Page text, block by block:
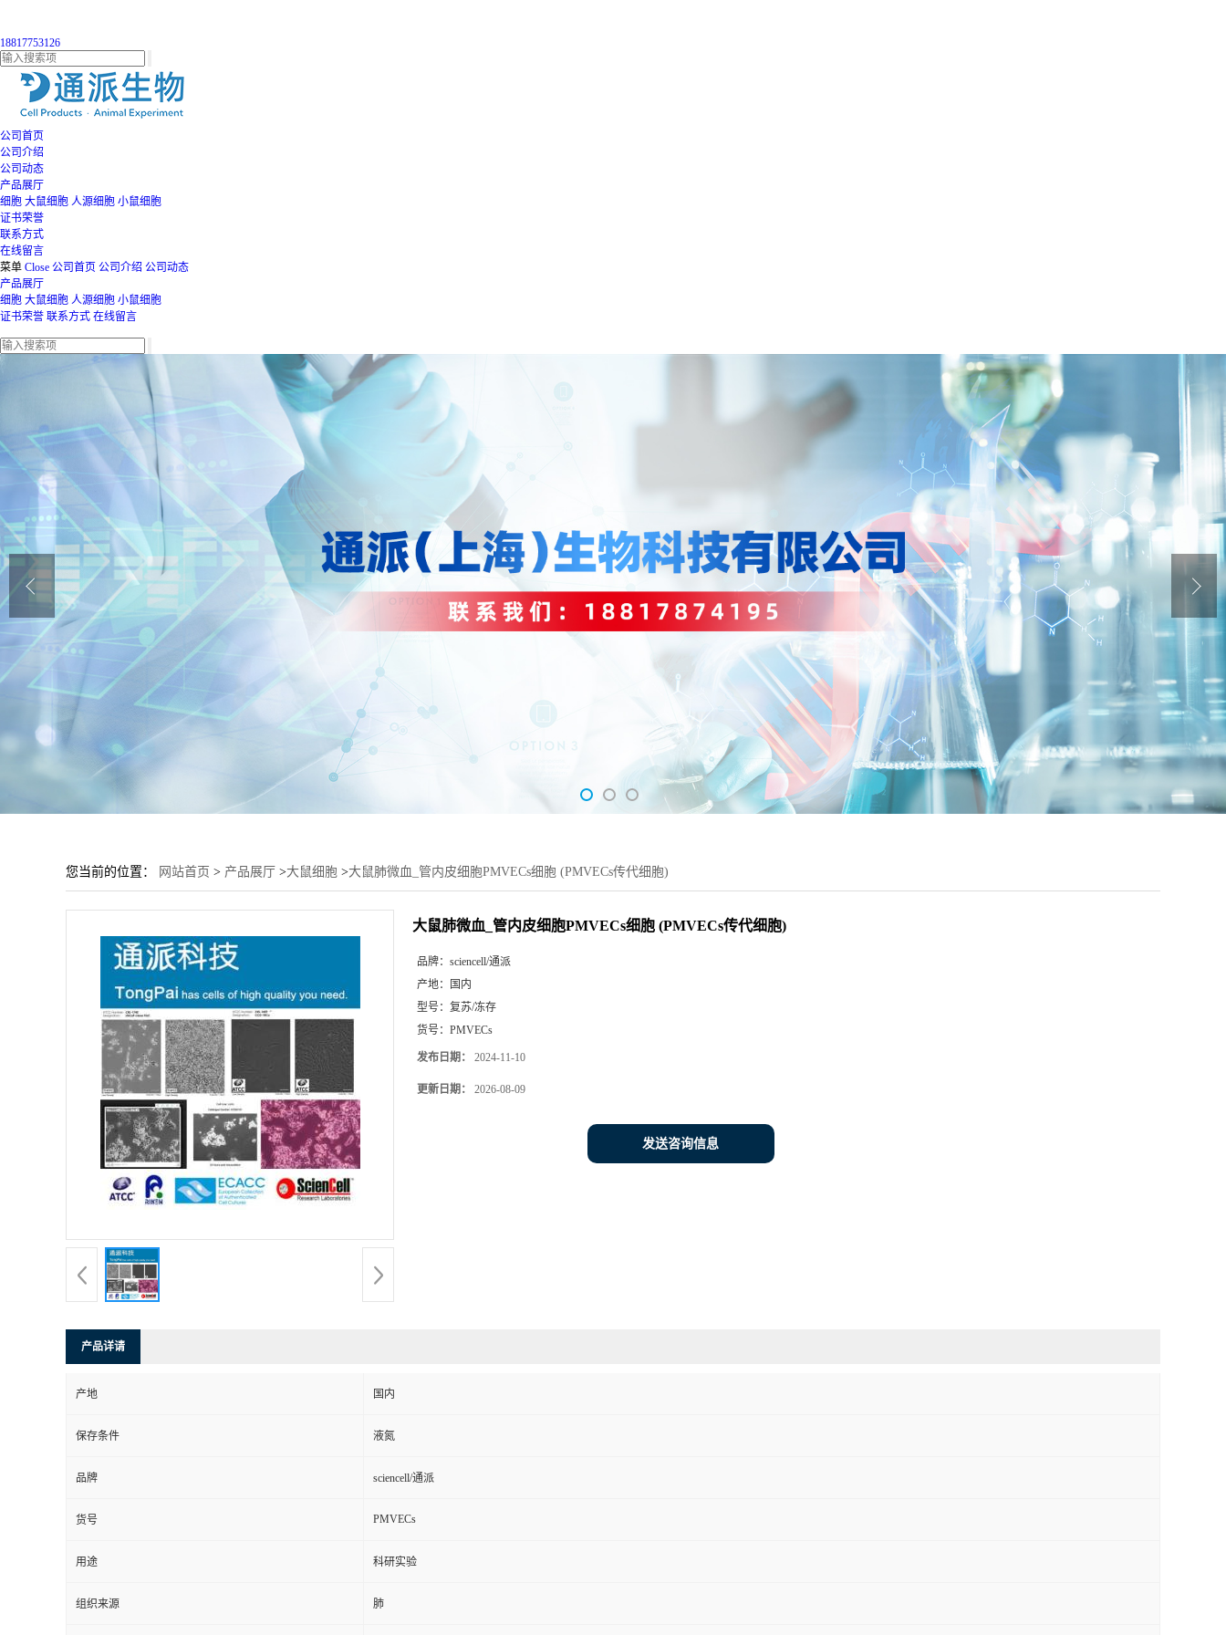
18817753126
公司首页
公司介绍
公司动态
产品展厅
细胞 大鼠细胞 人源细胞 小鼠细胞
证书荣誉
联系方式
在线留言
菜单 Close 公司首页 公司介绍 公司动态
产品展厅
细胞 大鼠细胞 人源细胞 小鼠细胞
证书荣誉 联系方式 在线留言
您当前的位置： 网站首页 > 产品展厅 >大鼠细胞 >大鼠肺微血_管内皮细胞PMVECs细胞 (PMVECs传代细胞)
大鼠肺微血_管内皮细胞PMVECs细胞 (PMVECs传代细胞)
品牌： sciencell/通派
产地：
国内
型号： 复苏/冻存
货号： PMVECs
发布日期： 2024-11-10
更新日期： 2026-08-09
发送咨询信息
产品详请
产地 国内
保存条件 液氮
品牌 sciencell/通派
货号 PMVECs
用途 科研实验
组织来源 肺